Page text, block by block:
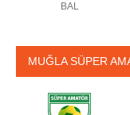
BAL
MUĞLA SÜPER